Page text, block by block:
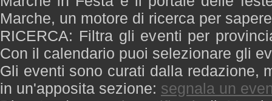
Marche, un motore di ricerca per
RICERCA: Filtra gli eventi per
Con il calendario puoi selezionare gli
Gli eventi sono curati dalla redazione,
in un'apposita sezione: segnala un